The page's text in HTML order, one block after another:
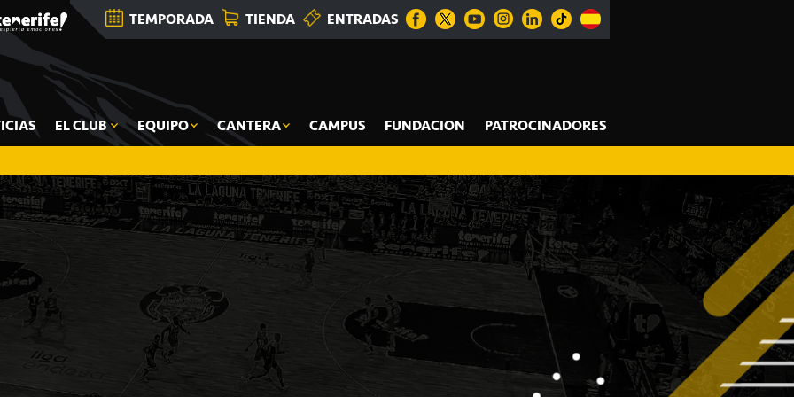
TEMPORADA TIENDA ENTRADAS
EL CLUB EQUIPO CANTERA CAMPUS FUNDACION PATROCINADORES